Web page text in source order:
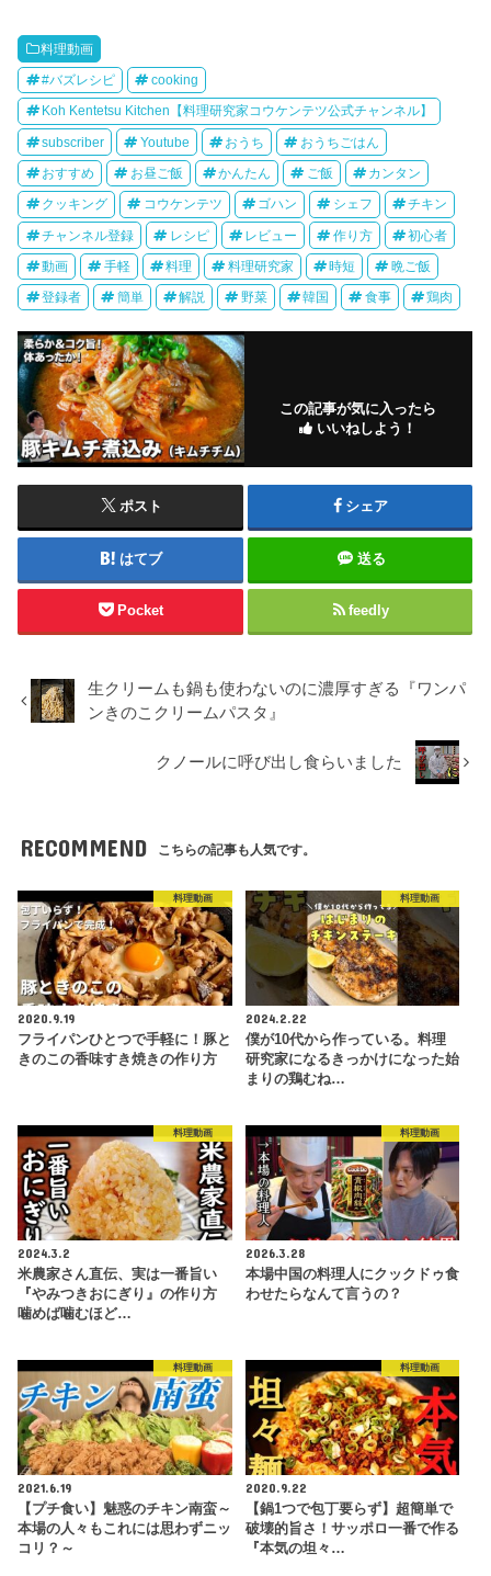
料理動画
#バズレシピ cooking
Koh Kentetsu Kitchen【料理研究家コウケンテツ公式チャンネル】
subscriber Youtube おうち おうちごはん
おすすめ お昼ご飯 かんたん ご飯 カンタン
クッキング コウケンテツ ゴハン シェフ チキン
チャンネル登録 レシピ レビュー 作り方 初心者
動画 手軽 料理 料理研究家 時短 晩ご飯
登録者 簡単 解説 野菜 韓国 食事 鶏肉
この記事が気に入ったら
いいねしよう！
ポスト シェア
はてブ 送る
Pocket feedly
生クリームも鍋も使わないのに濃厚すぎる『ワンパ
ンきのこクリームパスタ』
クノールに呼び出し食らいました
RECOMMEND こちらの記事も人気です。
料理動画
2020.9.19
フライパンひとつで手軽に！豚と
きのこの香味すき焼きの作り方
料理動画
2024.2.22
僕が10代から作っている。料理
研究家になるきっかけになった始
まりの鶏むね…
料理動画
2024.3.2
米農家さん直伝、実は一番旨い
『やみつきおにぎり』の作り方
噛めば噛むほど…
料理動画
2026.3.28
本場中国の料理人にクックドゥ食
わせたらなんて言うの？
料理動画
2021.6.19
【プチ食い】魅惑のチキン南蛮～
本場の人々もこれには思わずニッ
コリ？～
料理動画
2020.9.22
【鍋1つで包丁要らず】超簡単で
破壊的旨さ！サッポロ一番で作る
『本気の坦々…